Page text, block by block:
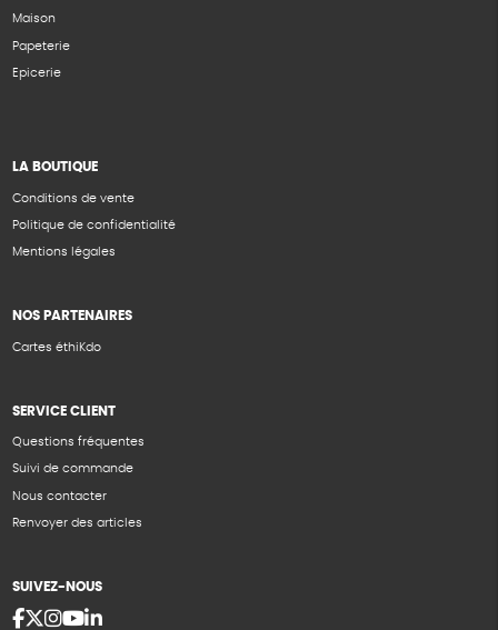
Maison
Papeterie
Epicerie
LA BOUTIQUE
Conditions de vente
Politique de confidentialité
Mentions légales
NOS PARTENAIRES
Cartes éthiKdo
SERVICE CLIENT
Questions fréquentes
Suivi de commande
Nous contacter
Renvoyer des articles
SUIVEZ-NOUS